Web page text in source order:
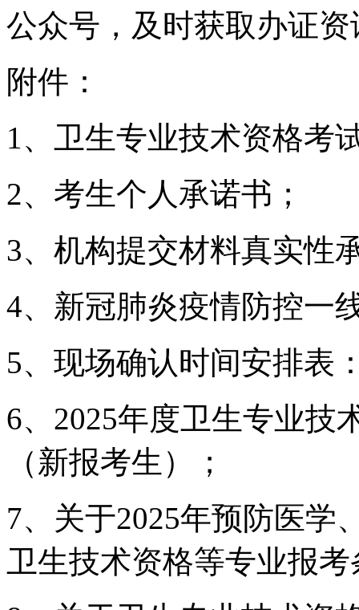
公众号，及时获取办证资
附件：
1、卫生专业技术资格考
2、考生个人承诺书；
3、机构提交材料真实性
4、新冠肺炎疫情防控一
5、现场确认时间安排表
6、2025年度卫生专业技
（新报考生）；
7、关于2025年预防医学
卫生技术资格等专业报